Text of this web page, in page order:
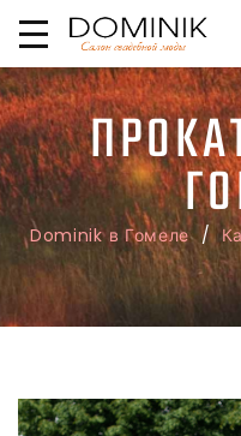
Dominik в Гомеле/